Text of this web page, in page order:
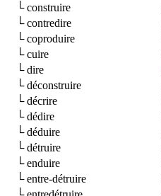
└ construire
└ contredire
└ coproduire
└ cuire
└ dire
└ déconstruire
└ décrire
└ dédire
└ déduire
└ détruire
└ enduire
└ entre-détruire